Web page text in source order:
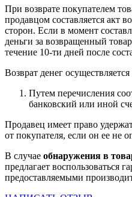
При возврате покупателем
продавцом составляется акт
сторон. Если в момент
деньги за возвращенный
течение 10-ти дней после
Возврат денег
Путем перечисления
банковский или иной
Продавец имеет право
от покупателя, если он ее не
В случае обнаружения в
предлагает воспользоваться
предоставляемыми